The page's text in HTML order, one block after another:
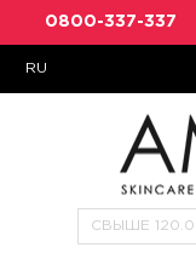
0800-337-337
RU